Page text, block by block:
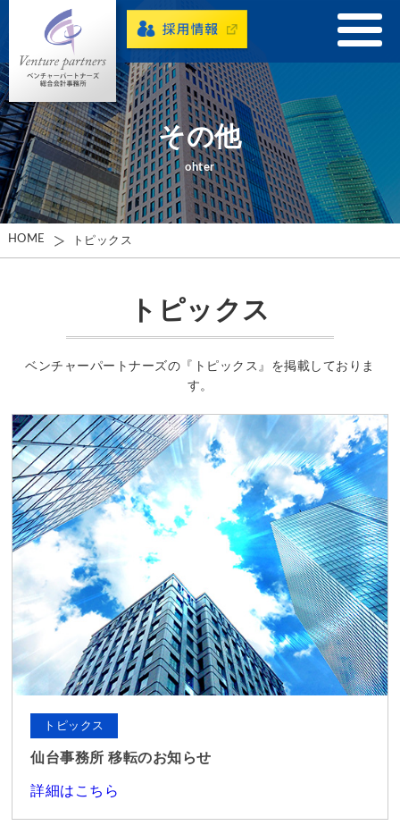
その他
ohter
HOME トピックス
トピックス
ベンチャーパートナーズの『トピックス』を掲載しておりま
す。
トピックス
仙台事務所 移転のお知らせ
詳細はこちら